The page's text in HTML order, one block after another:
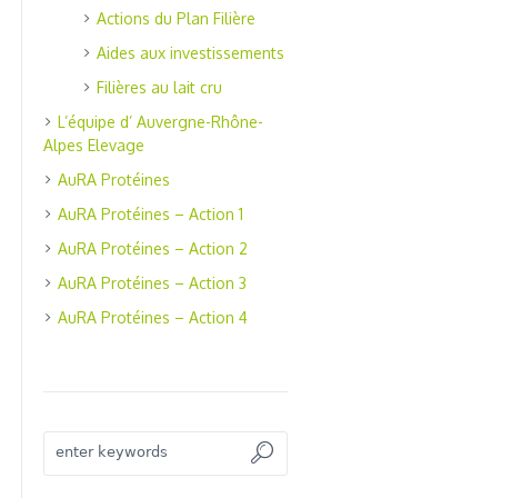
Actions du Plan Filière
Aides aux investissements
Filières au lait cru
L’équipe d’ Auvergne-Rhône-
Alpes Elevage
AuRA Protéines
AuRA Protéines – Action 1
AuRA Protéines – Action 2
AuRA Protéines – Action 3
AuRA Protéines – Action 4